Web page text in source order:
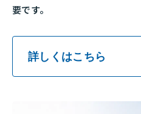
要です。
詳しくはこちら